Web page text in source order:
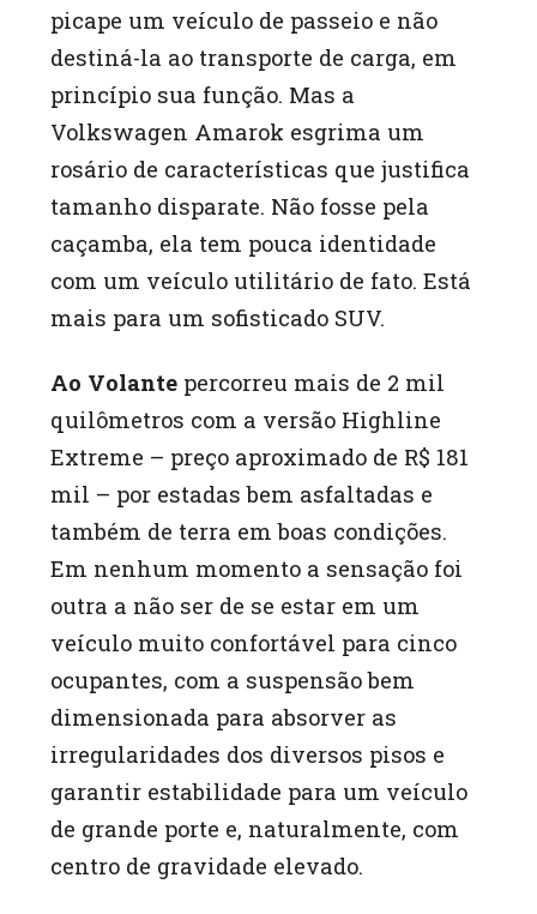
picape um veículo de passeio e não
destiná-la ao transporte de carga, em
princípio sua função. Mas a
Volkswagen Amarok esgrima um
rosário de características que justifica
tamanho disparate. Não fosse pela
caçamba, ela tem pouca identidade
com um veículo utilitário de fato. Está
mais para um sofisticado SUV.
Ao Volante percorreu mais de 2 mil
quilômetros com a versão Highline
Extreme – preço aproximado de R$ 181
mil – por estadas bem asfaltadas e
também de terra em boas condições.
Em nenhum momento a sensação foi
outra a não ser de se estar em um
veículo muito confortável para cinco
ocupantes, com a suspensão bem
dimensionada para absorver as
irregularidades dos diversos pisos e
garantir estabilidade para um veículo
de grande porte e, naturalmente, com
centro de gravidade elevado.